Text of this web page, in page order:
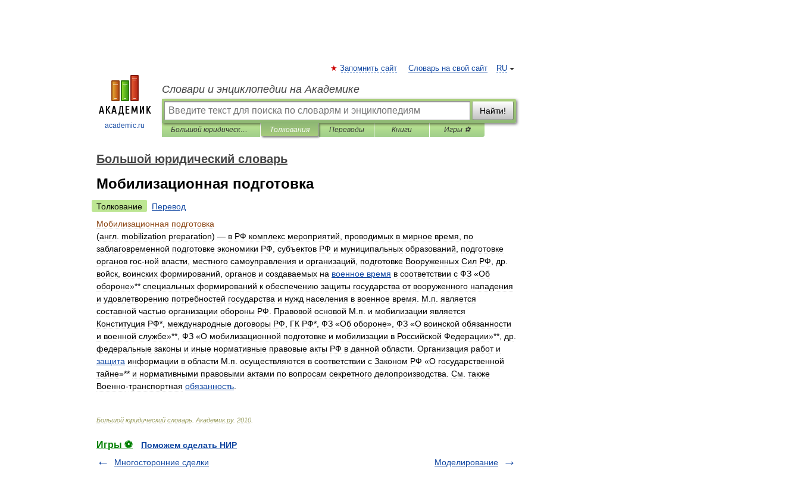
academic.ru
RU
Запомнить сайт Словарь на свой сайт
Словари и энциклопедии на Академике
Найти!
Большой юридический словарь Толкования Переводы Книги Игры ⚽
Большой юридический словарь
Мобилизационная подготовка
Толкование
Перевод
Мобилизационная подготовка
(англ mobilization preparation) — в РФ комплекс мероприятий проводимых в мирное время
по
заблаговременной подготовке экономики РФ субъектов РФ и муниципальных образований
подготовке
органов гос-ной власти местного самоуправления и организаций подготовке Вооруженных Сил РФ др
войск воинских формирований органов и создаваемых на военное время в соответствии с ФЗ «Об
обороне»** специальных формирований к обеспечению защиты государства от вооруженного нападения
и удовлетворению потребностей государства и нужд населения в военное время М п является
составной частью организации обороны РФ Правовой основой М п и мобилизации является
Конституция РФ*, международные договоры РФ ГК РФ*, ФЗ «Об обороне», ФЗ «О воинской обязанности
и военной службе»**, ФЗ «О мобилизационной подготовке и мобилизации в Российской Федерации»**, др
федеральные законы и иные нормативные правовые акты РФ в данной области Организация работ и
защита информации в области М п осуществляются в соответствии с Законом РФ «О государственной
тайне»** и нормативными правовыми актами по вопросам секретного делопроизводства См также
Военно-транспортная обязанность
Большой юридический словарь Академик.ру. 2010
Игры ⚽
Поможем сделать НИР
Многосторонние сделки
Моделирование